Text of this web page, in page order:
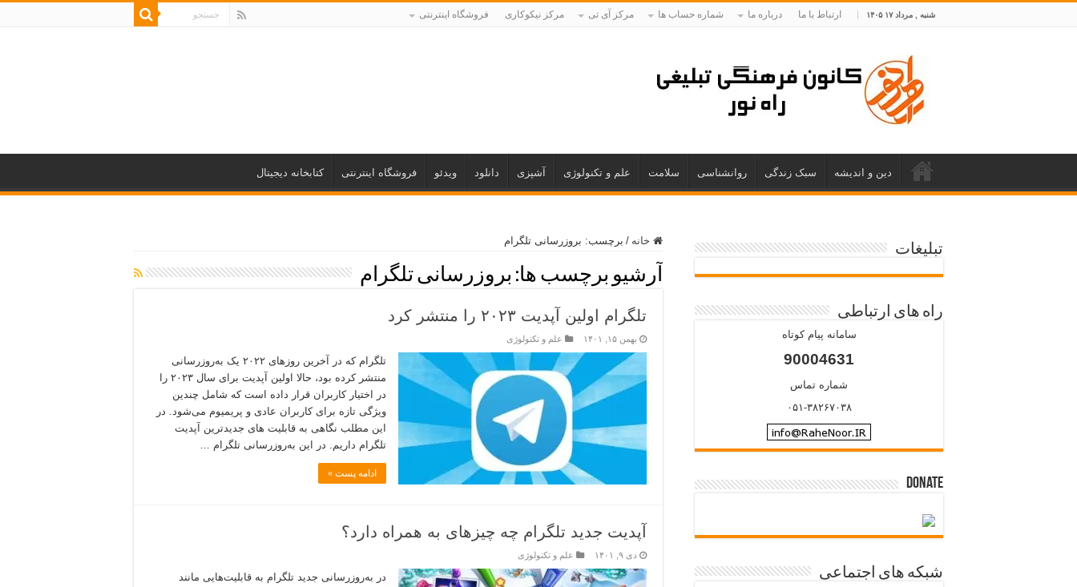
شنبه , مرداد ۱۷ ۱۴۰۵ ارتباط با ما درباره ما شماره حساب ها مرکز آی تی مرکز نیکوکاری فروشگاه اینترنتی
دین و اندیشه سبک زندگی روانشناسی سلامت علم و تکنولوژی آشپزی دانلود ویدئو فروشگاه اینترنتی کتابخانه دیجیتال
خانه / برچسب: بروزرسانی تلگرام
آرشیو برچسب ها: بروزرسانی تلگرام
تلگرام اولین آپدیت ۲۰۲۳ را منتشر کرد
بهمن ۱۵, ۱۴۰۱ علم و تکنولوژی
تلگرام که در آخرین روزهای ۲۰۲۲ یک به‌روزرسانی
منتشر کرده بود، حالا اولین آپدیت برای سال ۲۰۲۳ را
در اختیار کاربران قرار داده است که شامل چندین
ویژگی تازه برای کاربران عادی و پریمیوم می‌شود. در
این مطلب نگاهی به قابلیت های جدیدترین آپدیت
تلگرام داریم. در این به‌روزرسانی تلگرام …
ادامه پست »
آپدیت جدید تلگرام چه چیزهای به همراه دارد؟
دی ۹, ۱۴۰۱ علم و تکنولوژی
در به‌روزرسانی جدید تلگرام به قابلیت‌هایی مانند
تبلیغات
راه های ارتباطی
سامانه پیام کوتاه
90004631
شماره تماس
۰۵۱-۳۸۲۶۷۰۳۸
Donate
شبکه های اجتماعی